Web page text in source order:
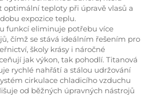
optimální teploty při úpravě vlasů a
expozice teplu.
funkcí eliminuje potřebu více
čímž se stává ideálním řešením pro
školy krásy i náročné
jak výkon, tak pohodlí. Titanová
rychlé nahřátí a stálou udržování
cirkulace chladicího vzduchu
od běžných úpravných nástrojů